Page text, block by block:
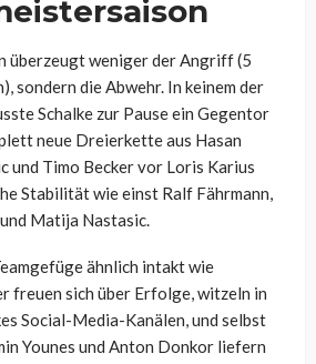
überzeugt weniger der Angriff (5
sondern die Abwehr. In keinem der
Schalke zur Pause ein Gegentor
neue Dreierkette aus Hasan
und Timo Becker vor Loris Karius
Stabilität wie einst Ralf Fährmann,
Matija Nastasic.
ähnlich intakt wie
freuen sich über Erfolge, witzeln in
Social-Media-Kanälen, und selbst
Younes und Anton Donkor liefern